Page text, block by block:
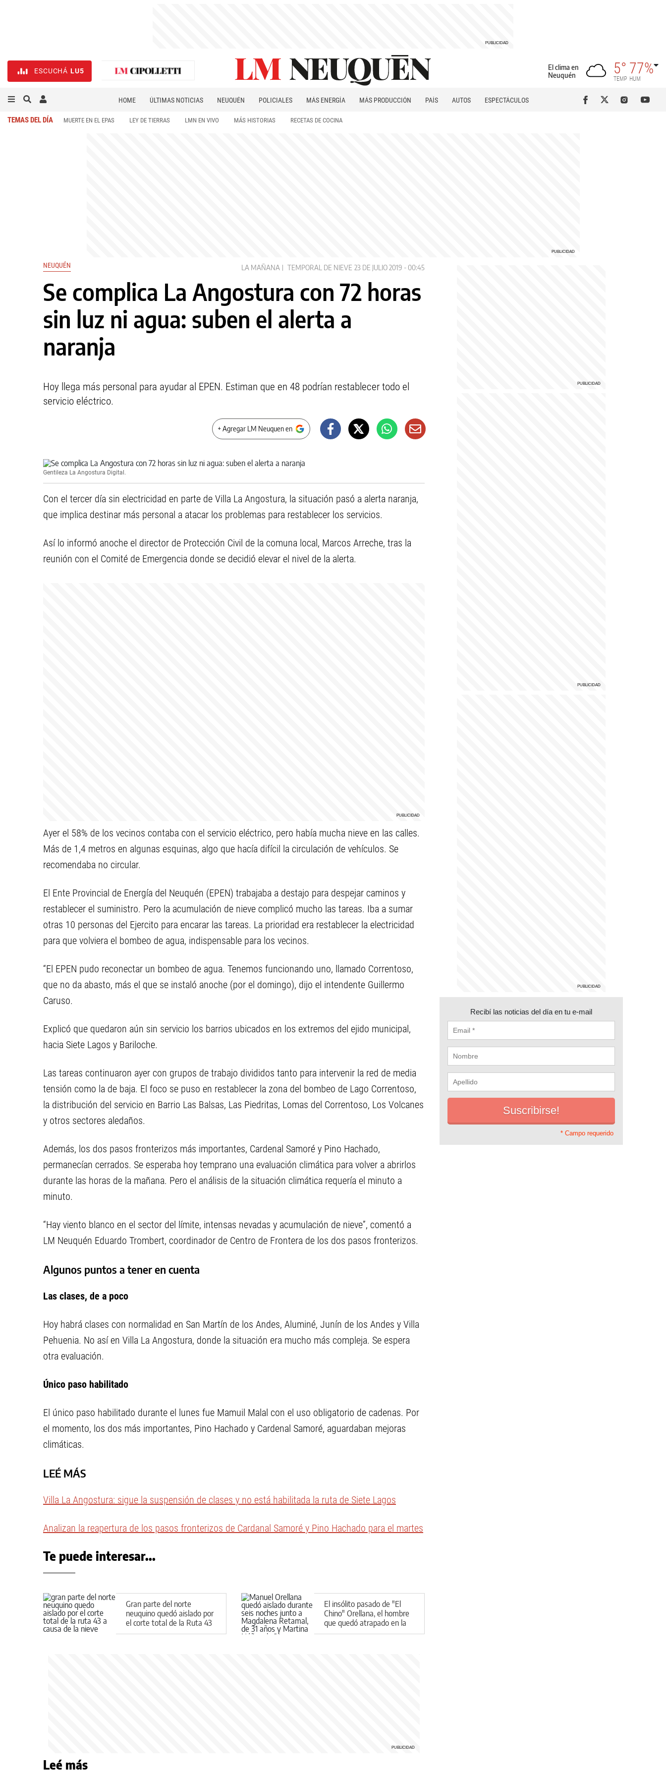
ESCUCHÁ LU5
El clima en
Neuquén
5°
TEMP
77%
HUM
HOME ÚLTIMAS NOTICIAS NEUQUÉN POLICIALES MÁS ENERGÍA MÁS PRODUCCIÓN PAÍS AUTOS
ESPECTÁCULOS
TEMAS DEL DÍA MUERTE EN EL EPAS LEY DE TIERRAS LMN EN VIVO MÁS HISTORIAS RECETAS DE COCINA
NEUQUÉN LA MAÑANA TEMPORAL DE NIEVE 23 DE JULIO 2019 - 00:45
Se complica La Angostura con 72 horas
sin luz ni agua: suben el alerta a
naranja
Hoy llega más personal para ayudar al EPEN. Estiman que en 48 podrían restablecer todo el
servicio eléctrico.
+ Agregar LM Neuquen en
Gentileza La Angostura Digital.
Con el tercer día sin electricidad en parte de Villa La Angostura, la situación pasó a alerta naranja,
que implica destinar más personal a atacar los problemas para restablecer los servicios.
Así lo informó anoche el director de Protección Civil de la comuna local, Marcos Arreche, tras la
reunión con el Comité de Emergencia donde se decidió elevar el nivel de la alerta.
Ayer el 58% de los vecinos contaba con el servicio eléctrico, pero había mucha nieve en las calles.
Más de 1,4 metros en algunas esquinas, algo que hacía difícil la circulación de vehículos. Se
recomendaba no circular.
El Ente Provincial de Energía del Neuquén (EPEN) trabajaba a destajo para despejar caminos y
restablecer el suministro. Pero la acumulación de nieve complicó mucho las tareas. Iba a sumar
otras 10 personas del Ejercito para encarar las tareas. La prioridad era restablecer la electricidad
para que volviera el bombeo de agua, indispensable para los vecinos.
“El EPEN pudo reconectar un bombeo de agua. Tenemos funcionando uno, llamado Correntoso,
que no da abasto, más el que se instaló anoche (por el domingo), dijo el intendente Guillermo
Caruso.
Explicó que quedaron aún sin servicio los barrios ubicados en los extremos del ejido municipal,
hacia Siete Lagos y Bariloche.
Las tareas continuaron ayer con grupos de trabajo divididos tanto para intervenir la red de media
tensión como la de baja. El foco se puso en restablecer la zona del bombeo de Lago Correntoso,
la distribución del servicio en Barrio Las Balsas, Las Piedritas, Lomas del Correntoso, Los Volcanes
y otros sectores aledaños.
Además, los dos pasos fronterizos más importantes, Cardenal Samoré y Pino Hachado,
permanecían cerrados. Se esperaba hoy temprano una evaluación climática para volver a abrirlos
durante las horas de la mañana. Pero el análisis de la situación climática requería el minuto a
minuto.
“Hay viento blanco en el sector del límite, intensas nevadas y acumulación de nieve”, comentó a
LM Neuquén Eduardo Trombert, coordinador de Centro de Frontera de los dos pasos fronterizos.
Algunos puntos a tener en cuenta
Las clases, de a poco
Hoy habrá clases con normalidad en San Martín de los Andes, Aluminé, Junín de los Andes y Villa
Pehuenia. No así en Villa La Angostura, donde la situación era mucho más compleja. Se espera
otra evaluación.
Único paso habilitado
El único paso habilitado durante el lunes fue Mamuil Malal con el uso obligatorio de cadenas. Por
el momento, los dos más importantes, Pino Hachado y Cardenal Samoré, aguardaban mejoras
climáticas.
LEÉ MÁS
Villa La Angostura: sigue la suspensión de clases y no está habilitada la ruta de Siete Lagos
Analizan la reapertura de los pasos fronterizos de Cardanal Samoré y Pino Hachado para el martes
Te puede interesar...
Gran parte del norte
neuquino quedó aislado por
el corte total de la Ruta 43
a causa de la nieve
El insólito pasado de "El
Chino" Orellana, el hombre
que quedó atrapado en la
montaña con dos maestras
Recibí las noticias del día en tu e-mail
* Campo requerido
Leé más